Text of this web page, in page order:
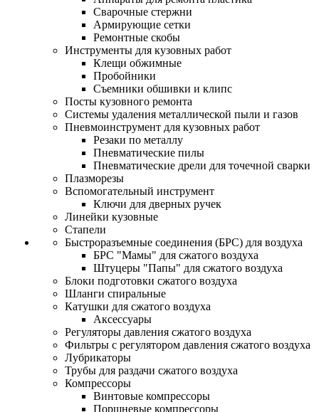
Сварочные стержни
Армирующие сетки
Ремонтные скобы
Инструменты для кузовных работ
Клещи обжимные
Пробойники
Съемники обшивки и клипс
Посты кузовного ремонта
Системы удаления металлической пыли и газов
Пневмоинструмент для кузовных работ
Резаки по металлу
Пневматические пилы
Пневматические дрели для точечной сварки
Плазморезы
Вспомогательный инструмент
Ключи для дверных ручек
Линейки кузовные
Стапели
Быстроразъемные соединения (БРС) для воздуха
БРС "Мамы" для сжатого воздуха
Штуцеры "Папы" для сжатого воздуха
Блоки подготовки сжатого воздуха
Шланги спиральные
Катушки для сжатого воздуха
Аксессуары
Регуляторы давления сжатого воздуха
Фильтры с регулятором давления сжатого воздуха
Лубрикаторы
Трубы для раздачи сжатого воздуха
Компрессоры
Винтовые компрессоры
Поршневые компрессоры